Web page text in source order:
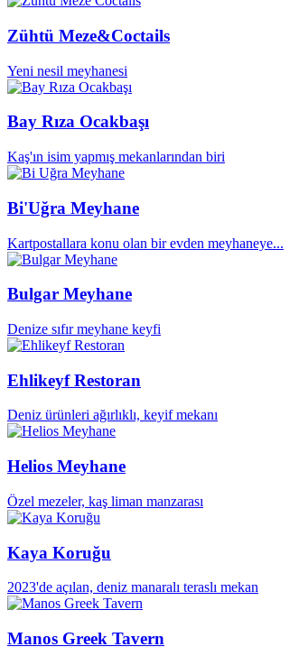
Zühtü Meze&Coctails
Yeni nesil meyhanesi
Bay Rıza Ocakbaşı
Kaş'ın isim yapmış mekanlarından biri
Bi'Uğra Meyhane
Kartpostallara konu olan bir evden meyhaneye...
Bulgar Meyhane
Denize sıfır meyhane keyfi
Ehlikeyf Restoran
Deniz ürünleri ağırlıklı, keyif mekanı
Helios Meyhane
Özel mezeler, kaş liman manzarası
Kaya Koruğu
2023'de açılan, deniz manaralı teraslı mekan
Manos Greek Tavern